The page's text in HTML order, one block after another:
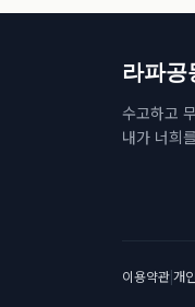
라파공
수고하고
내가 너희
이용약관|개